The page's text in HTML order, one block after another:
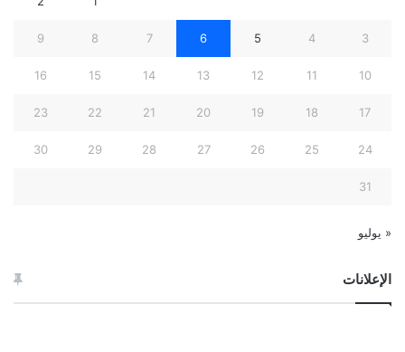
3
4
5
6
7
8
9
10
11
12
13
14
15
16
17
18
19
20
21
22
23
24
25
26
27
28
29
30
31
« يوليو
الإعلانات